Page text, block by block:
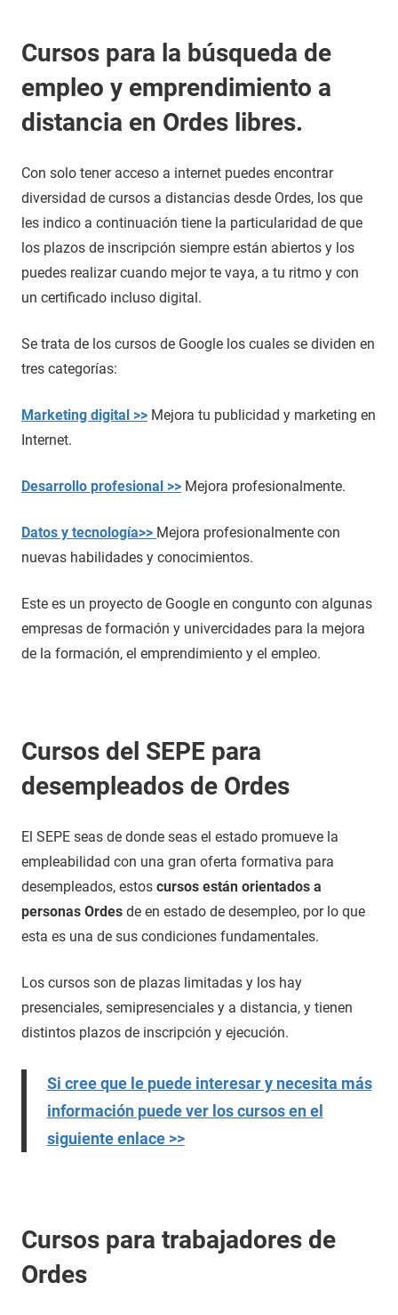
Cursos para la búsqueda de
empleo y emprendimiento a
distancia en Ordes libres.
Con solo tener acceso a internet puedes encontrar
diversidad de cursos a distancias desde Ordes, los que
les indico a continuación tiene la particularidad de que
los plazos de inscripción siempre están abiertos y los
puedes realizar cuando mejor te vaya, a tu ritmo y con
un certificado incluso digital.
Se trata de los cursos de Google los cuales se dividen en
tres categorías:
Marketing digital >> Mejora tu publicidad y marketing en
Internet.
Desarrollo profesional >> Mejora profesionalmente.
Datos y tecnología>> Mejora profesionalmente con
nuevas habilidades y conocimientos.
Este es un proyecto de Google en congunto con algunas
empresas de formación y univercidades para la mejora
de la formación, el emprendimiento y el empleo.
Cursos del SEPE para
desempleados de Ordes
El SEPE seas de donde seas el estado promueve la
empleabilidad con una gran oferta formativa para
desempleados, estos cursos están orientados a
personas Ordes de en estado de desempleo, por lo que
esta es una de sus condiciones fundamentales.
Los cursos son de plazas limitadas y los hay
presenciales, semipresenciales y a distancia, y tienen
distintos plazos de inscripción y ejecución.
Si cree que le puede interesar y necesita más
información puede ver los cursos en el
siguiente enlace >>
Cursos para trabajadores de
Ordes